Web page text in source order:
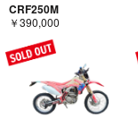
CRF250M
￥390,000